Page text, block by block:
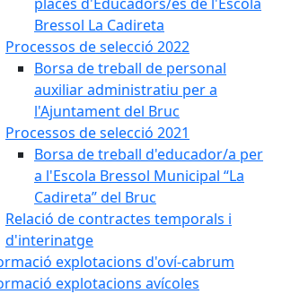
Bressol La Cadireta
Processos de selecció 2022
Borsa de treball de personal
auxiliar administratiu per a
l'Ajuntament del Bruc
Processos de selecció 2021
Borsa de treball d'educador/a per
a l'Escola Bressol Municipal “La
Cadireta” del Bruc
Relació de contractes temporals i
d'interinatge
explotacions d'oví-cabrum
explotacions avícoles